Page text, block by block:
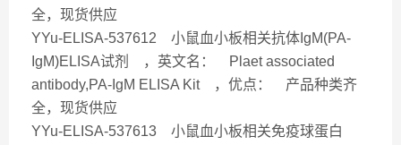
全，现货供应
YYu-ELISA-537612 小鼠血小板相关抗体IgM(PA-
IgM)ELISA试剂 ，英文名： Plaet associated
antibody,PA-IgM ELISA Kit ，优点： 产品种类齐
全，现货供应
YYu-ELISA-537613 小鼠血小板相关免疫球蛋白